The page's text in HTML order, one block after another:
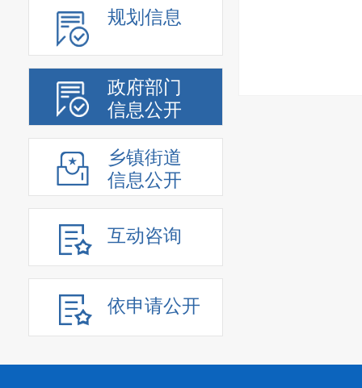
规划信息
政府部门
信息公开
乡镇街道
信息公开
互动咨询
依申请公开